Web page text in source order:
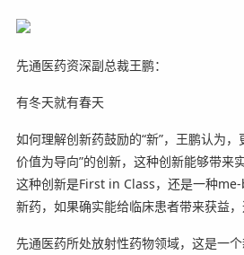
先通医药资深副总裁王鹏：
有冬天就有春天
如何理解创新药鼓励的“新”，王鹏认为
价值为导向”的创新，这种创新能够带来
这种创新是First in Class，还是一种
新药，如果确实能给临床患者带来获益，
先通医药所处放射性药物领域，这是一